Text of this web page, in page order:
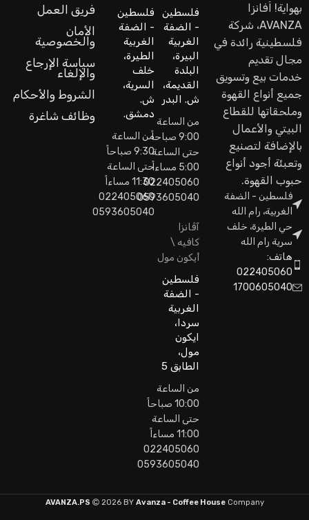
بهواية! اَفانزا
AVANZA، شركة
فلسطينية رائدة في
مجال تقديم
خدمات بيع وتسويق
جميع أنواع القهوة
وملحقاتها للقطاع
البيتي والأعمال
بالإضافة لتصنيع
وتعبئة أجود أنواع
حبوب القهوة.
فلسطين - الضفة
الغربية، رام الله
حي الطيرة، خلف
سرية رام الله
هاتف:
022405060
1700605040
فلسطين
- الضفة
الغربية
البيرة،
البلدة
القديمة،
ش. البدر
من الساعة
9:00 صباحاً
حتى الساعة
5:00 مساءاً
022405060
0593605040
فلسطين
- الضفة
الغربية
الطيرة،
خلف
السرية،
ش.
دمشق.
من الساعة
9:30 صباحاً
حتى الساعة
11:30 مساءاً
022405060
0593605040
آڤانزا
كافيه \
أيكون مول
فلسطين
- الضفة
الغربية
سردا،
ايكون
مول،
الطابق 5
من الساعة
10:00 صباحاً
حتى الساعة
11:00 مساءاً
0593605040
فريق العمل
الأمان
والخصوصية
سياسة الإرجاع
والإلغاء
الشروط والأحكام
وظائف شاغرة
AVANZA.PS 2026 BY Avanza - Coffee HouseCompany